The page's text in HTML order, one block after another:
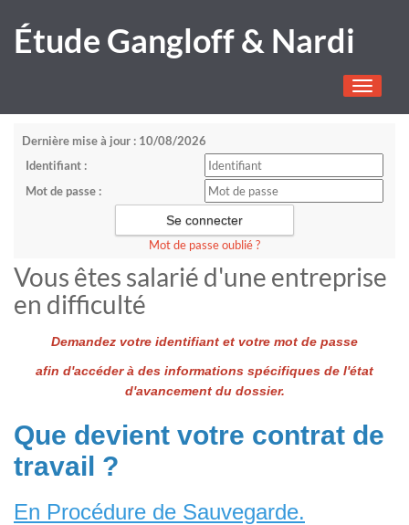
Étude Gangloff & Nardi
Toggle
Dernière mise à jour : 10/08/2026
Identifiant :
Mot de passe :
Mot de passe oublié ?
Vous êtes salarié d'une entreprise
en difficulté
Demandez votre identifiant et votre mot de passe
afin d'accéder à des informations spécifiques de l'état
d'avancement du dossier.
Que devient votre contrat de
travail ?
En Procédure de Sauvegarde.